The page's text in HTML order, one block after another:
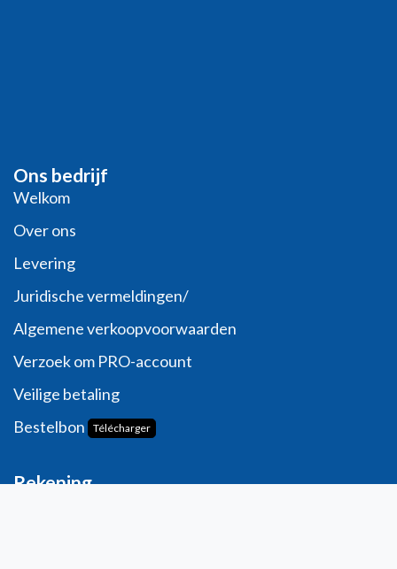
Ons bedrijf
Welkom
Over ons
Levering
Juridische vermeldingen/
Algemene verkoopvoorwaarden
Verzoek om PRO-account
Veilige betaling
Bestelbon
Télécharger
Rekening